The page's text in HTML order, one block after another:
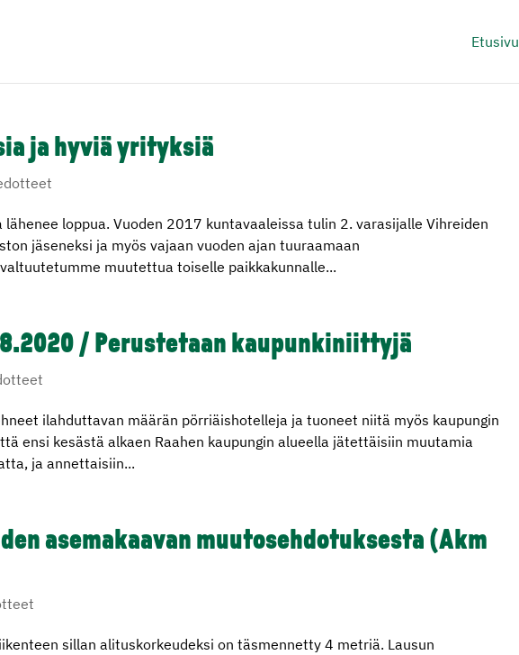
Etusivu
ja hyviä yrityksiä
loppua. Vuoden 2017 kuntavaaleissa tulin 2. varasijalle Vihreiden
jäseneksi ja myös vajaan vuoden ajan tuuraamaan
muutettua toiselle paikkakunnalle...
/ Perustetaan kaupunkiniittyjä
ilahduttavan määrän pörriäishotelleja ja tuoneet niitä myös kaupungin
ensi kesästä alkaen Raahen kaupungin alueella jätettäisiin muutamia
ja annettaisiin...
asemakaavan muutosehdotuksesta (Akm
sillan alituskorkeudeksi on täsmennetty 4 metriä. Lausun